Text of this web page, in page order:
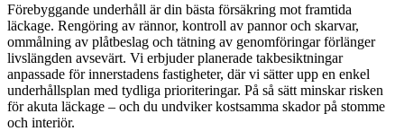
Förebyggande underhåll är din bästa försäkring mot framtida
läckage. Rengöring av rännor, kontroll av pannor och skarvar,
ommålning av plåtbeslag och tätning av genomföringar förlänger
livslängden avsevärt. Vi erbjuder planerade takbesiktningar
anpassade för innerstadens fastigheter, där vi sätter upp en enkel
underhållsplan med tydliga prioriteringar. På så sätt minskar risken
för akuta läckage – och du undviker kostsamma skador på stomme
och interiör.